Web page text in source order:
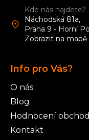
Kde nás najdete?
Náchodská 81a,
Praha 9 - Horní
Zobrazit na mapě
Info pro Vás?
O nás
Blog
Hodnocení
Kontakt